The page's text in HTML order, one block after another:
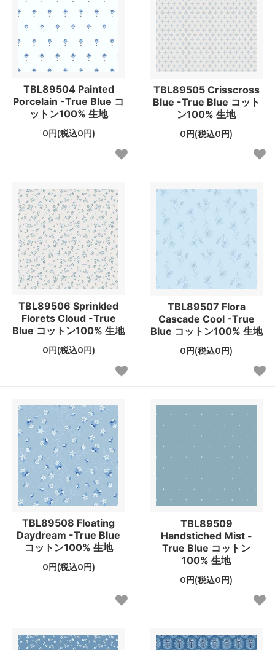
TBL89504 Painted
Porcelain -True Blue コ
ットン100% 生地
0円(税込0円)
TBL89505 Crisscross
Blue -True Blue コット
ン100% 生地
0円(税込0円)
TBL89506 Sprinkled
Florets Cloud -True
Blue コットン100% 生地
0円(税込0円)
TBL89507 Flora
Cascade Cool -True
Blue コットン100% 生地
0円(税込0円)
TBL89508 Floating
Daydream -True Blue
コットン100% 生地
0円(税込0円)
TBL89509
Handstiched Mist -
True Blue コットン
100% 生地
0円(税込0円)